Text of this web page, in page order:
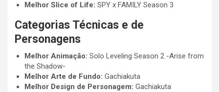
Melhor Slice of Life: SPY x FAMILY Season 3
Categorias Técnicas e de
Personagens
Melhor Animação: Solo Leveling Season 2 -Arise from
the Shadow-
Melhor Arte de Fundo: Gachiakuta
Melhor Design de Personagem: Gachiakuta